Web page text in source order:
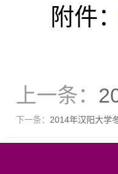
附件：
上一条：
下一条： 2014年汉阳大学